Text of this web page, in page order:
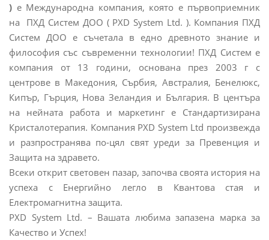
) е Международна компания, която е първоприемник
на ПХД Систем ДОО ( PXD System Ltd. ). Компания ПХД
Систем ДОО е съчетала в едно древното знание и
философия със съвременни технологии! ПХД Систем е
компания от 13 години, основана през 2003 г с
центрове в Македония, Сърбия, Австралия, Бенелюкс,
Кипър, Гърция, Нова Зеландия и България. В центъра
на нейната работа и маркетинг е Стандартизирана
Кристалотерапия. Компания PXD System Ltd произвежда
и разпространява по-цял свят уреди за Превенция и
Защита на здравето.
Всеки открит световен пазар, започва своята история на
успеха с Енергийно легло в Квантова стая и
Eлектромагнитна защита.
PXD System Ltd. – Вашата любима запазена марка за
Качество и Успех!